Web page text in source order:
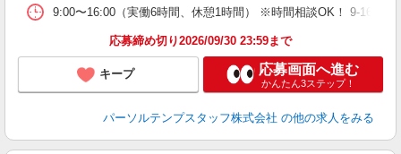
9:00〜16:00（実働6時間、休憩1時間） ※時間相談OK！ 9-16時
応募締め切り2026/09/30 23:59まで
キープ 応募画面へ進む
かんたん3ステップ！
パーソルテンプスタッフ株式会社 の他の求人をみる